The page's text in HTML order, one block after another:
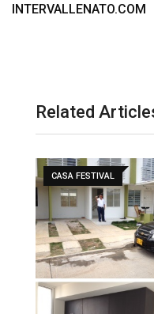
INTERVALLENATO.COM
Related
CASA FESTIVAL
CASA 19 – CASAS
INTERVALLENATO
19 abril, 2015